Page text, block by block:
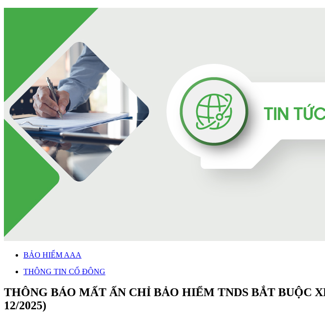
BẢO HIỂM AAA
THÔNG TIN CỔ ĐÔNG
THÔNG BÁO MẤT ẤN CHỈ BẢO HIỂM TNDS BẮT BUỘC
12/2025)